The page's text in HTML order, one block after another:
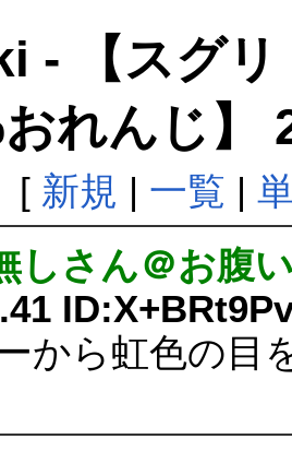
- 【スグ
おれんじ】
[ 新規 | 一覧 |
しさん＠お腹
から虹色の目